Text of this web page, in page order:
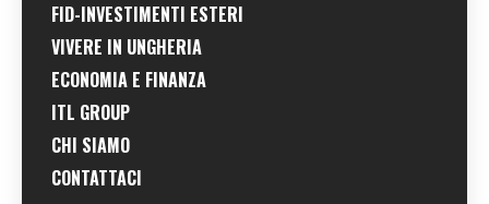
FID-INVESTIMENTI ESTERI
VIVERE IN UNGHERIA
ECONOMIA E FINANZA
ITL GROUP
CHI SIAMO
CONTATTACI